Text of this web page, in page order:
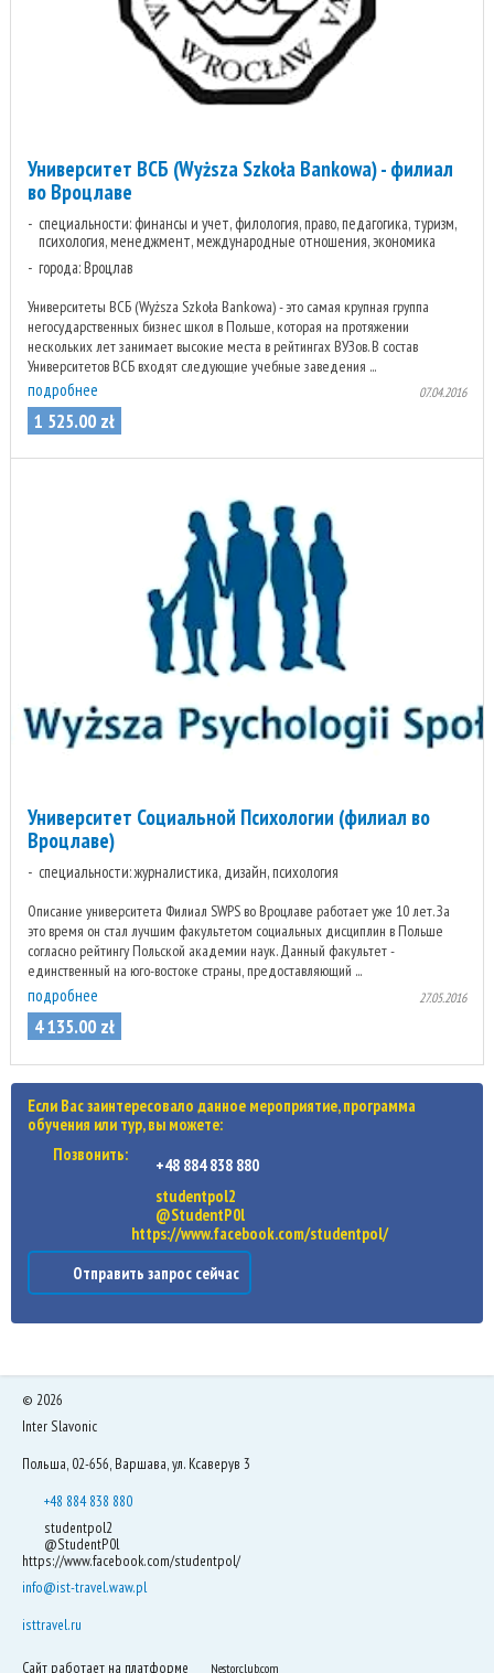
Университет ВСБ (Wyższa Szkoła Bankowa) - филиал
во Вроцлаве
специальности: финансы и учет, филология, право, педагогика, туризм,
психология, менеджмент, международные отношения, экономика
города: Вроцлав
Университеты ВСБ (Wyższa Szkoła Bankowa) - это самая крупная группа
негосударственных бизнес школ в Польше, которая на протяжении
нескольких лет занимает высокие места в рейтингах ВУЗов. В состав
Университетов ВСБ входят следующие учебные заведения ...
подробнее 07.04.2016
1 525.00 zł
Университет Социальной Психологии (филиал во
Вроцлаве)
специальности: журналистика, дизайн, психология
Описание университета Филиал SWPS во Вроцлаве работает уже 10 лет. За
это время он стал лучшим факультетом социальных дисциплин в Польше
согласно рейтингу Польской академии наук. Данный факультет -
единственный на юго-востоке страны, предоставляющий ...
подробнее 27.05.2016
4 135.00 zł
Если Вас заинтересовало данное мероприятие, программа
обучения или тур, вы можете:
Позвонить:
+48 884 838 880
studentpol2
@StudentP0l
https://www.facebook.com/studentpol/
Отправить запрос сейчас
© 2026
Inter Slavonic
Польша, 02-656, Варшава, ул. Ксаверув 3
+48 884 838 880
studentpol2
@StudentP0l
https://www.facebook.com/studentpol/
info@ist-travel.waw.pl
isttravel.ru
Сайт работает на платформе Nestorclub.com